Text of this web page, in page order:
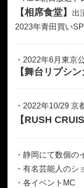
【相席食堂】
出
2023年青田買いSP
・2022年6月東京
【舞台リプシン
・2022年10/29 京
【RUSH
・静岡にて数個の
・有名芸能人のシ
・各イベントMC